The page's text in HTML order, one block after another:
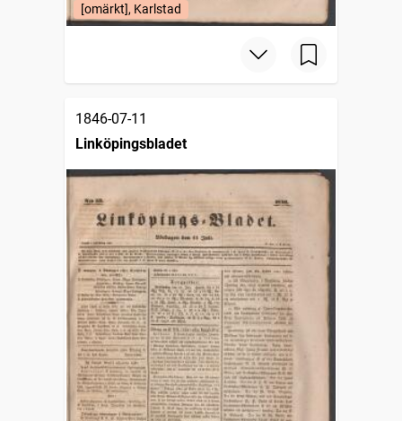
[omärkt], Karlstad
1846-07-11
Linköpingsbladet